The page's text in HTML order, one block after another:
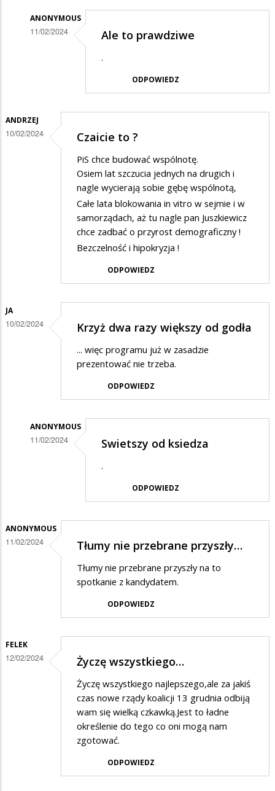
?
ANONYMOUS
11/02/2024
odpowiedzi
na
Ale to prawdziwe
.
ODPOWIEDZ
ANDRZEJ
10/02/2024 Czaicie to ?
PiS chce budować wspólnotę.
Osiem lat szczucia jednych na drugich i
nagle wycierają sobie gębę wspólnotą,
Całe lata blokowania in vitro w sejmie i w
samorządach, aż tu nagle pan Juszkiewicz
chce zadbać o przyrost demograficzny !
Bezczelność i hipokryzja !
ODPOWIEDZ
JA
10/02/2024 Krzyż dwa razy większy od godła
... więc programu już w zasadzie
prezentować nie trzeba.
ODPOWIEDZ
ANONYMOUS
11/02/2024
odpowiedzi
na
większy
godła
Swietszy od ksiedza
.
ODPOWIEDZ
ANONYMOUS
11/02/2024 Tłumy nie przebrane przyszły…
Tłumy nie przebrane przyszły na to
spotkanie z kandydatem.
ODPOWIEDZ
FELEK
12/02/2024 Życzę wszystkiego…
Życzę wszystkiego najlepszego,ale za jakiś
czas nowe rządy koalicji 13 grudnia odbiją
wam się wielką czkawką.Jest to ładne
określenie do tego co oni mogą nam
zgotować.
ODPOWIEDZ